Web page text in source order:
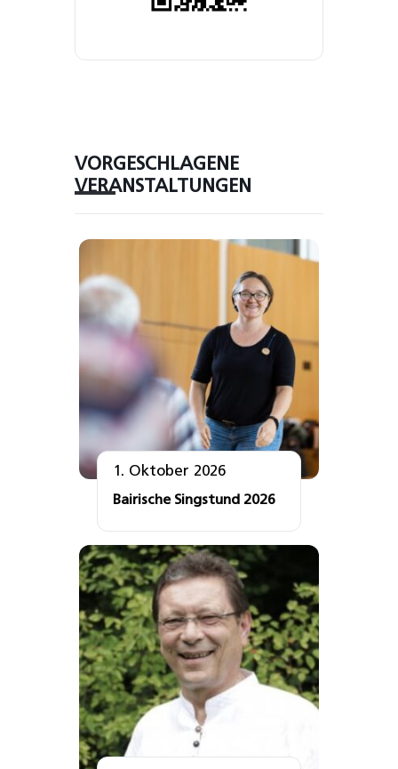
VORGESCHLAGENE
VERANSTALTUNGEN
1. Oktober 2026
Bairische Singstund 2026